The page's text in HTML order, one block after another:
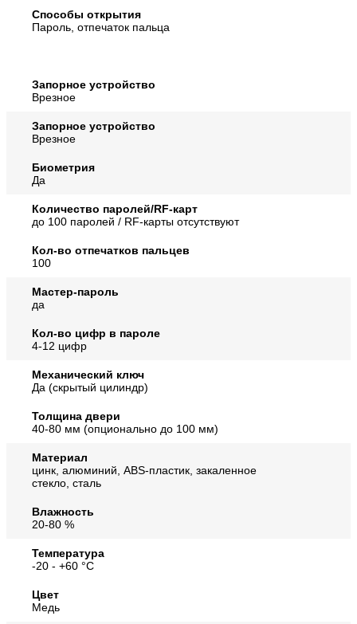
Способы открытия
Пароль, отпечаток пальца
Запорное устройство
Врезное
Запорное устройство
Врезное
Биометрия
Да
Количество паролей/RF-карт
до 100 паролей / RF-карты отсутствуют
Кол-во отпечатков пальцев
100
Мастер-пароль
да
Кол-во цифр в пароле
4-12 цифр
Механический ключ
Да (скрытый цилиндр)
Толщина двери
40-80 мм (опционально до 100 мм)
Материал
цинк, алюминий, ABS-пластик, закаленное
стекло, сталь
Влажность
20-80 %
Температура
-20 - +60 °C
Цвет
Медь